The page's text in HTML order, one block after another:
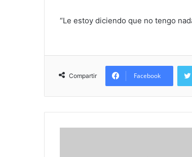
“Le estoy diciendo que no tengo
Compartir Facebook